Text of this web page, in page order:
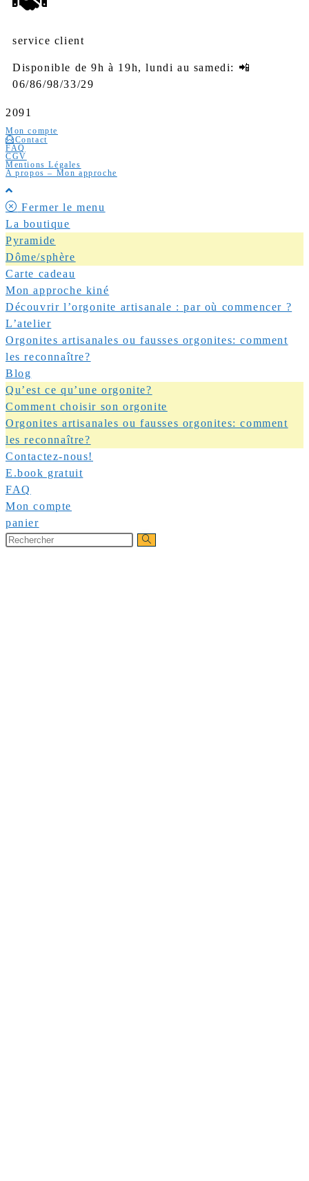
service client
Disponible de 9h à 19h, lundi au samedi: 📲
06/86/98/33/29
2091
Mon compte
Contact
FAQ
CGV
Mentions Légales
A propos – Mon approche
Fermer le menu
La boutique
Pyramide
Dôme/sphère
Carte cadeau
Mon approche kiné
Découvrir l’orgonite artisanale : par où commencer ?
L’atelier
Orgonites artisanales ou fausses orgonites: comment
les reconnaître?
Blog
Qu’est ce qu’une orgonite?
Comment choisir son orgonite
Orgonites artisanales ou fausses orgonites: comment
les reconnaître?
Contactez-nous!
E.book gratuit
FAQ
Mon compte
panier